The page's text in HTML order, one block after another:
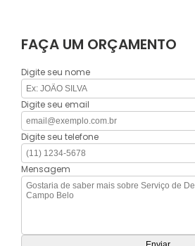
FAÇA UM ORÇAMENTO
Digite seu nome
Digite seu email
Digite seu telefone
Mensagem